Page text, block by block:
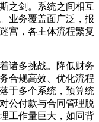
之剑。系统之间相互
业务覆盖面广泛，报
宫，各主体流程繁复
诸多挑战。降低财务
合规高效、优化流程
于多个系统，预算统
公付款与合同管理脱
工作量巨大，如同背